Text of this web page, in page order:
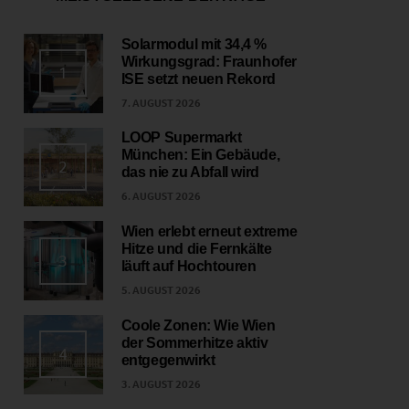
1
Solarmodul mit 34,4 %
Wirkungsgrad: Fraunhofer
ISE setzt neuen Rekord
7. AUGUST 2026
2
LOOP Supermarkt
München: Ein Gebäude,
das nie zu Abfall wird
6. AUGUST 2026
3
Wien erlebt erneut extreme
Hitze und die Fernkälte
läuft auf Hochtouren
5. AUGUST 2026
4
Coole Zonen: Wie Wien
der Sommerhitze aktiv
entgegenwirkt
3. AUGUST 2026